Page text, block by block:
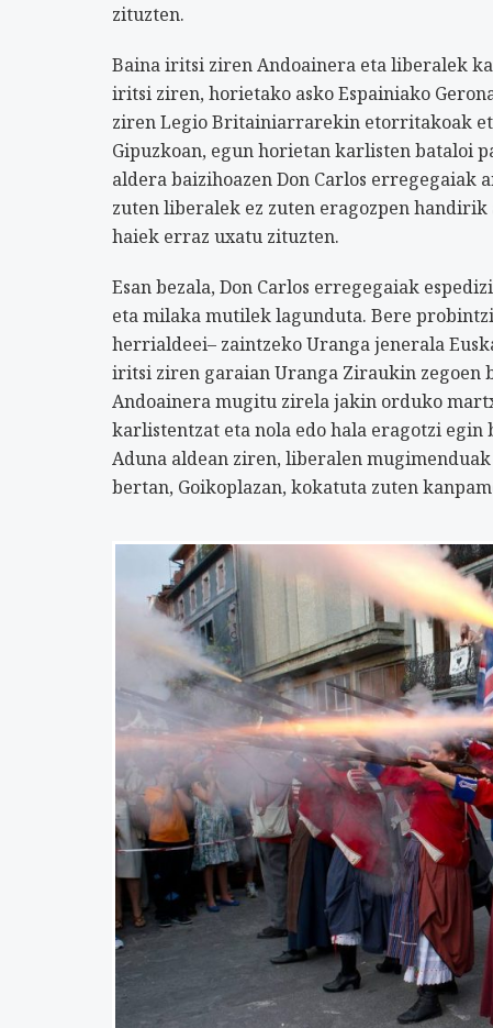
zituzten.
Baina iritsi ziren Andoainera eta liberalek
iritsi ziren, horietako asko Espainiako
ziren Legio Britainiarrarekin etorritakoak
Gipuzkoan, egun horietan karlisten bataloi
aldera baizihoazen Don Carlos
zuten liberalek ez zuten eragozpen
haiek erraz uxatu zituzten.
Esan bezala, Don Carlos erregegaiak
eta milaka mutilek lagunduta. Bere
herrialdeei– zaintzeko Uranga jenerala
iritsi ziren garaian Uranga Ziraukin
Andoainera mugitu zirela jakin orduko
karlistentzat eta nola edo hala eragotzi
Aduna aldean ziren, liberalen
bertan, Goikoplazan, kokatuta zuten